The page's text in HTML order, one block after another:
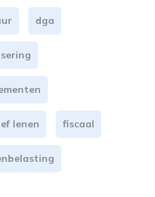
dga
lenen fiscaal